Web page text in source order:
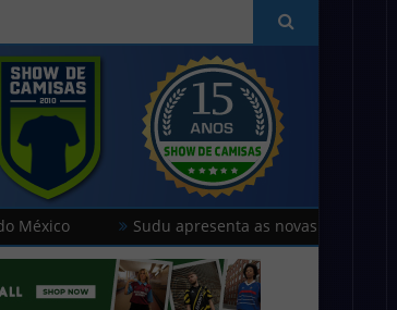
Sudu apresenta as novas camisas do País de